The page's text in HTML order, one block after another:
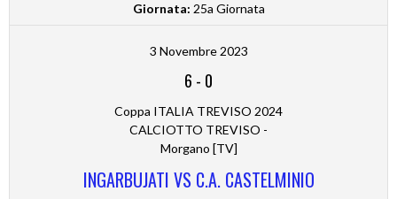
Giornata: 25a Giornata
3 Novembre 2023
6 - 0
Coppa ITALIA TREVISO 2024
CALCIOTTO TREVISO -
Morgano [TV]
INGARBUJATI VS C.A. CASTELMINIO